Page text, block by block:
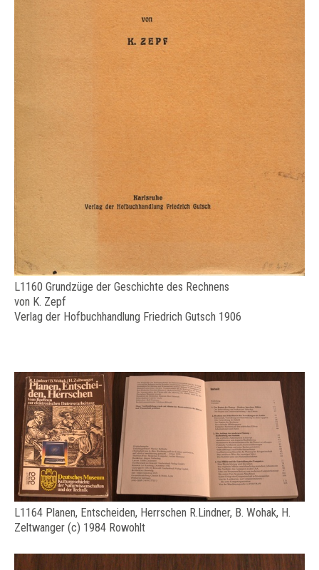
L1160 Grundzüge der Geschichte des Rechnens
von K. Zepf
Verlag der Hofbuchhandlung Friedrich Gutsch 1906
L1164 Planen, Entscheiden, Herrschen R.Lindner, B. Wohak, H.
Zeltwanger (c) 1984 Rowohlt